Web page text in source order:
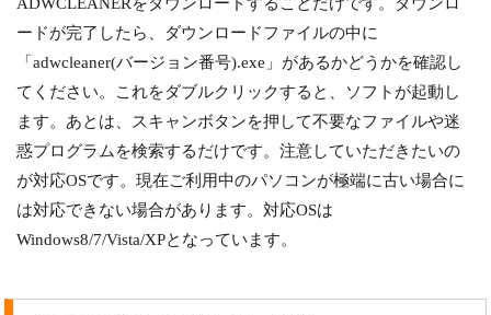
ードが完了したら、ダウンロードファイルの中に
「adwcleaner(バージョン番号).exe」があるかどうかを確認し
てください。これをダブルクリックすると、ソフトが起動し
ます。あとは、スキャンボタンを押して不要なファイルや迷
惑プログラムを検索するだけです。注意していただきたいの
が対応OSです。現在ご利用中のパソコンが極端に古い場合に
は対応できない場合があります。対応OSは
Windows8/7/Vista/XPとなっています。